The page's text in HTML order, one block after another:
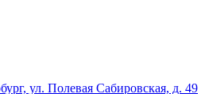
ул. Полевая Сабировская, д. 49